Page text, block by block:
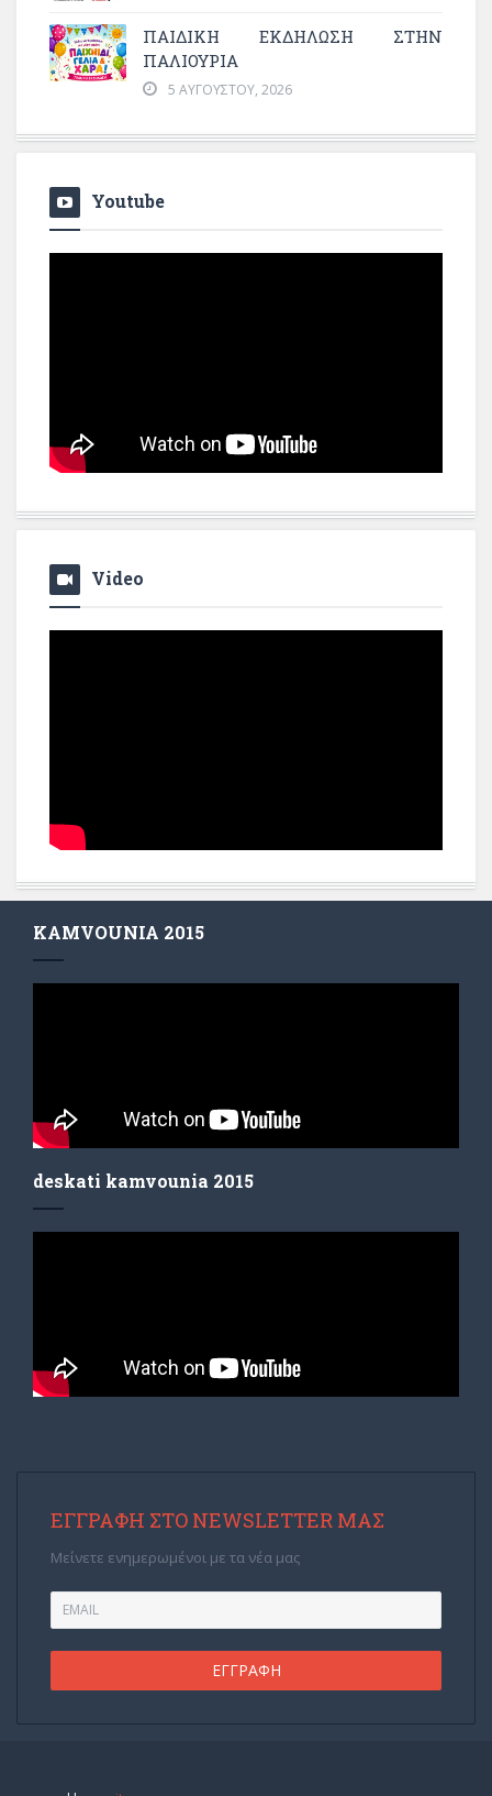
ΠΑΙΔΙΚΗ ΕΚΔΗΛΩΣΗ ΣΤΗΝ
ΠΑΛΙΟΥΡΙΑ
5 ΑΥΓΟΎΣΤΟΥ, 2026
Youtube
Video
KAMVOUNIA 2015
deskati kamvounia 2015
ΕΓΓΡΑΦΉ ΣΤΟ NEWSLETTER ΜΑΣ
Μείνετε ενημερωμένοι με τα νέα μας